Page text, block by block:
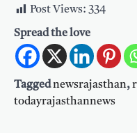
Post Views: 334
Spread the love
Taggednewsrajasthan,
todayrajasthannews